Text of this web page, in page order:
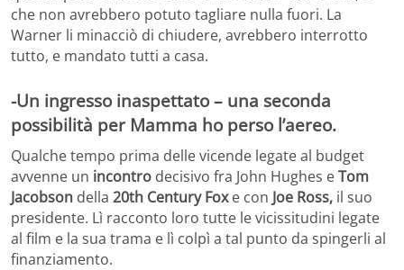
che non avrebbero potuto tagliare nulla fuori. La
Warner li minacciò di chiudere, avrebbero interrotto
tutto, e mandato tutti a casa.
-Un ingresso inaspettato – una seconda
possibilità per Mamma ho perso l’aereo.
Qualche tempo prima delle vicende legate al budget
avvenne un incontro decisivo fra John Hughes eTom
Jacobson della 20th Century Foxe con Joe Ross, il suo
presidente. Lì racconto loro tutte le vicissitudini legate
al film e la sua trama e lì colpì a tal punto da spingerli al
finanziamento.